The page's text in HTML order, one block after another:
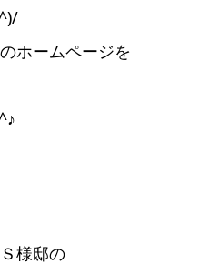
ホームページを
様邸の